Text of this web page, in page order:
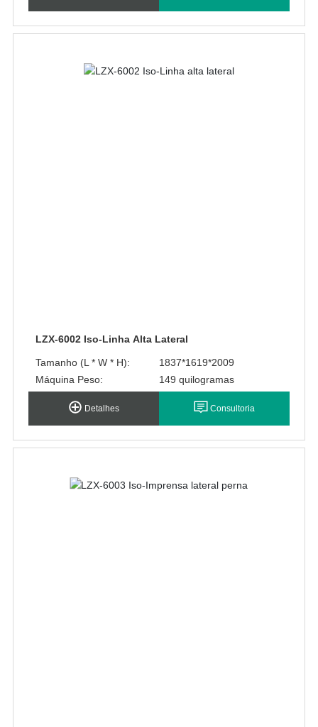
LZX-6002 Iso-Linha Alta Lateral
Tamanho (L * W * H):
1837*1619*2009
Máquina Peso:
149 quilogramas
Detalhes Consultoria